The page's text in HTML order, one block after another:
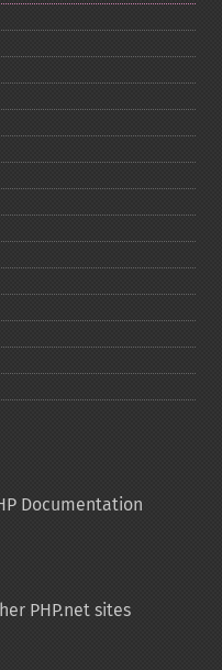
Documentation
PHP.net sites